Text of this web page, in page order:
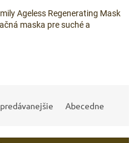
Ageless Regenerating Mask
maska pre suché a
Abecedne